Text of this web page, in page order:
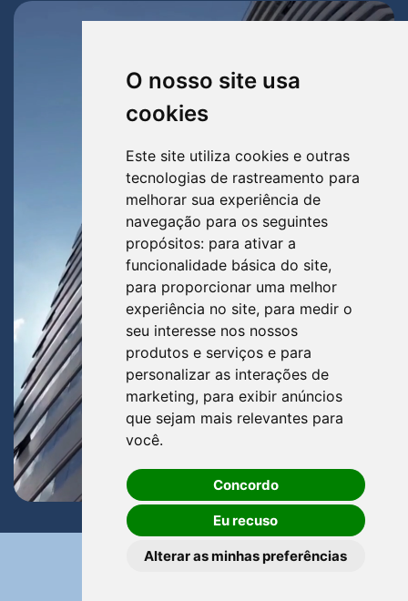
O nosso site usa
cookies
Este site utiliza cookies e outras
tecnologias de rastreamento para
melhorar sua experiência de
navegação para os seguintes
propósitos: para ativar a
funcionalidade básica do site,
para proporcionar uma melhor
experiência no site, para medir o
seu interesse nos nossos
produtos e serviços e para
personalizar as interações de
marketing, para exibir anúncios
que sejam mais relevantes para
você.
Concordo
Eu recuso
Alterar as minhas preferências